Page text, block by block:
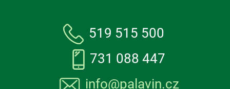
519 515 500
731 088 447
info@palavin.cz